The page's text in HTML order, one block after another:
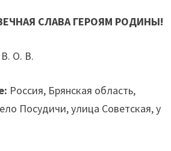
СЛАВА ГЕРОЯМ РОДИНЫ!
О. В.
Россия, Брянская область,
Посудичи, улица Советская, у